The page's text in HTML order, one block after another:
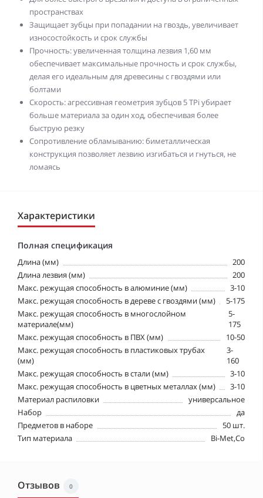
пространствах
Защищает зубцы при попадании на гвоздь, увеличивает
износостойкость и срок службы
Прочность: увеличенная толщина лезвия 1,60 мм
обеспечивает максимальные прочность и срок службы,
делая его идеальным для древесины с гвоздями или
болтами
Скорость: агрессивная геометрия зубцов 5 TPi убирает
больше материала за один ход, обеспечивая более
быструю резку
Сопротивление обламыванию: биметаллическая
конструкция позволяет лезвию изгибаться и гнуться, не
ломаясь
Характеристики
Полная спецификация
Длина (мм)
200
Длина лезвия (мм)
200
Макс. режущая способность в алюминие (мм)
3-10
Макс. режущая способность в дереве с гвоздями (мм)
5-175
Макс. режущая способность в многослойном
материале(мм)
5-
175
Макс. режущая способность в ПВХ (мм)
10-50
Макс. режущая способность в пластиковых трубах
(мм)
3-
160
Макс. режущая способность в стали (мм)
3-10
Макс. режущая способность в цветных металлах (мм)
3-10
Материал распиловки
универсальное
Набор
да
Предметов в наборе
50 шт.
Тип материала
Bi-Met,Co
Отзывов 0